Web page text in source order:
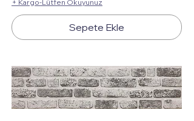
+ Kargo-Lütfen Okuyunuz
Sepete Ekle